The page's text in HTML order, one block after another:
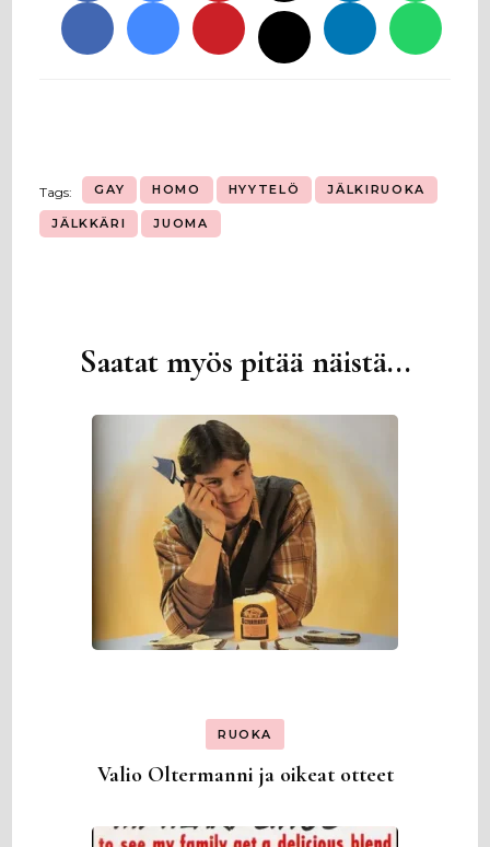
Tags: GAY HOMO HYYTELÖ JÄLKIRUOKA
JÄLKKÄRI JUOMA
Artikkelien
Saatat myös pitää näistä...
RUOKA
Valio Oltermanni ja oikeat otteet